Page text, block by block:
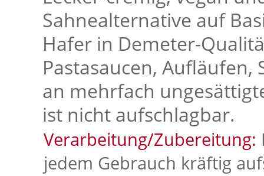
Sahnealternative auf
Hafer in Demeter-
Pastasaucen, Aufläufen,
an mehrfach
ist nicht aufschlagbar.
Verarbeitung/Zubereitung:
jedem Gebrauch kräftig